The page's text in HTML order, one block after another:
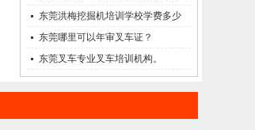
东莞洪梅挖掘机培训学校学费多少
钱?
东莞哪里可以年审叉车证？
东莞叉车专业叉车培训机构。